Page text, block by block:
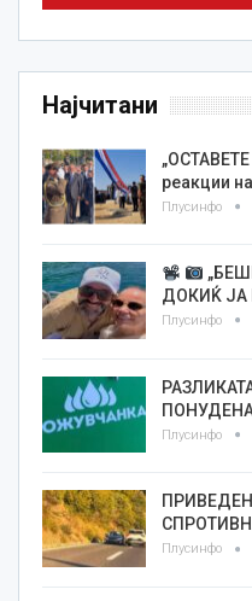
Најчитани
реакции
Плусинфо
ДОКИЌ
Плусинфо
Плусинфо
Плусинфо